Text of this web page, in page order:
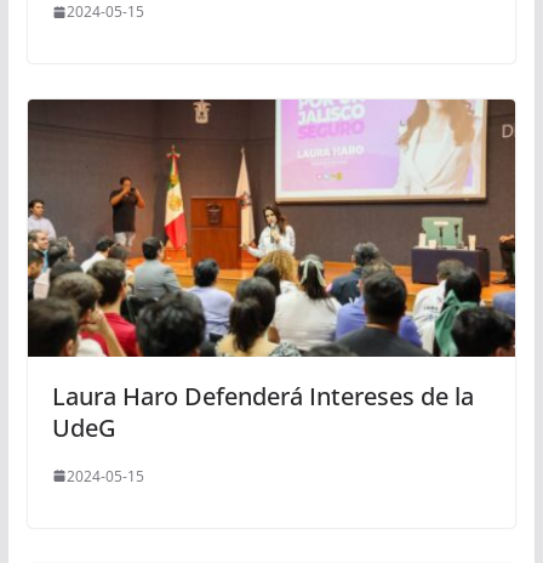
2024-05-15
Laura Haro Defenderá Intereses de la
UdeG
2024-05-15